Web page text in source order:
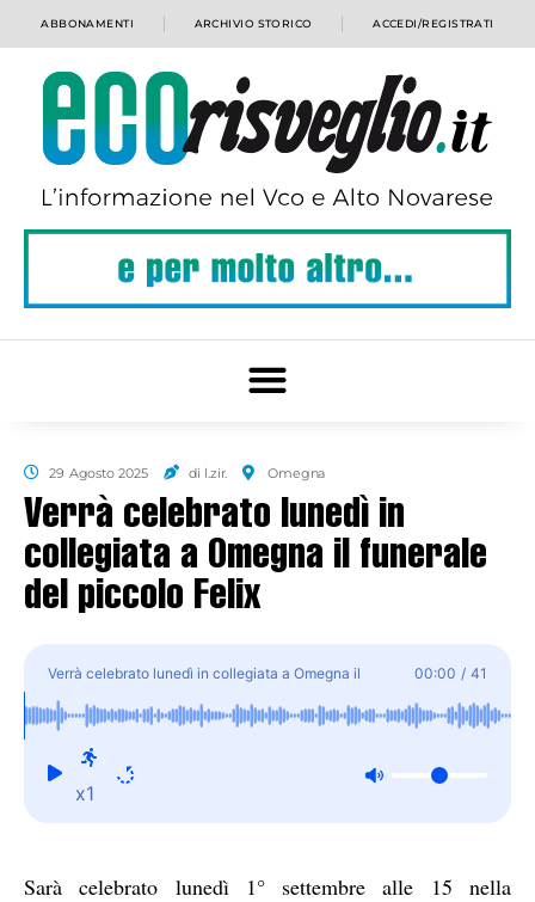
ABBONAMENTI ARCHIVIO STORICO ACCEDI/REGISTRATI
29 Agosto 2025 di l.zir. Omegna
Verrà celebrato lunedì in
collegiata a Omegna il funerale
del piccolo Felix
Verrà celebrato lunedì in collegiata a Omegna il
funerale del piccolo Felix
00:00 / 41
x1
Sarà celebrato lunedì 1° settembre alle 15 nella